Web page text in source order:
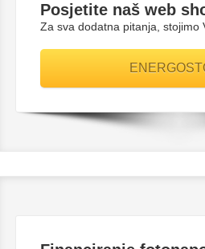
Posjetite naš web
Za sva dodatna pitanja, stojimo